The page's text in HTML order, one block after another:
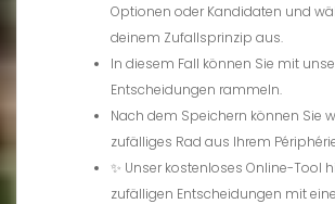
Optionen oder Kandidaten und
deinem Zufallsprinzip aus.
In diesem Fall können Sie mit
Entscheidungen rammeln.
Nach dem Speichern können Sie
zufälliges Rad aus Ihrem
✨ Unser kostenloses Online-Tool
zufälligen Entscheidungen mit